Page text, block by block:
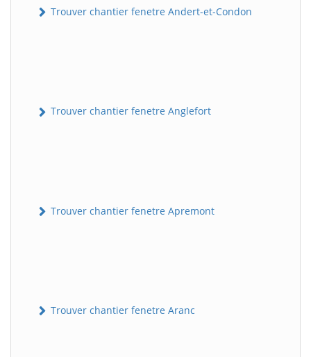
Trouver chantier fenetre Andert-et-Condon
Trouver chantier fenetre Anglefort
Trouver chantier fenetre Apremont
Trouver chantier fenetre Aranc